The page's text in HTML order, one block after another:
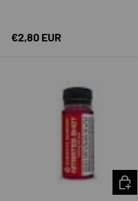
Precio normal
€2,80 EUR